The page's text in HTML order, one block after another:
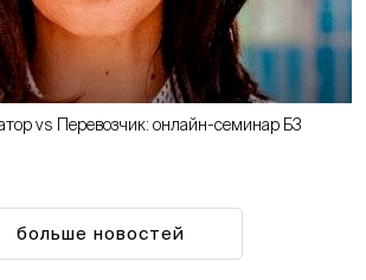
vs Перевозчик: онлайн-семинар Б3
больше новостей